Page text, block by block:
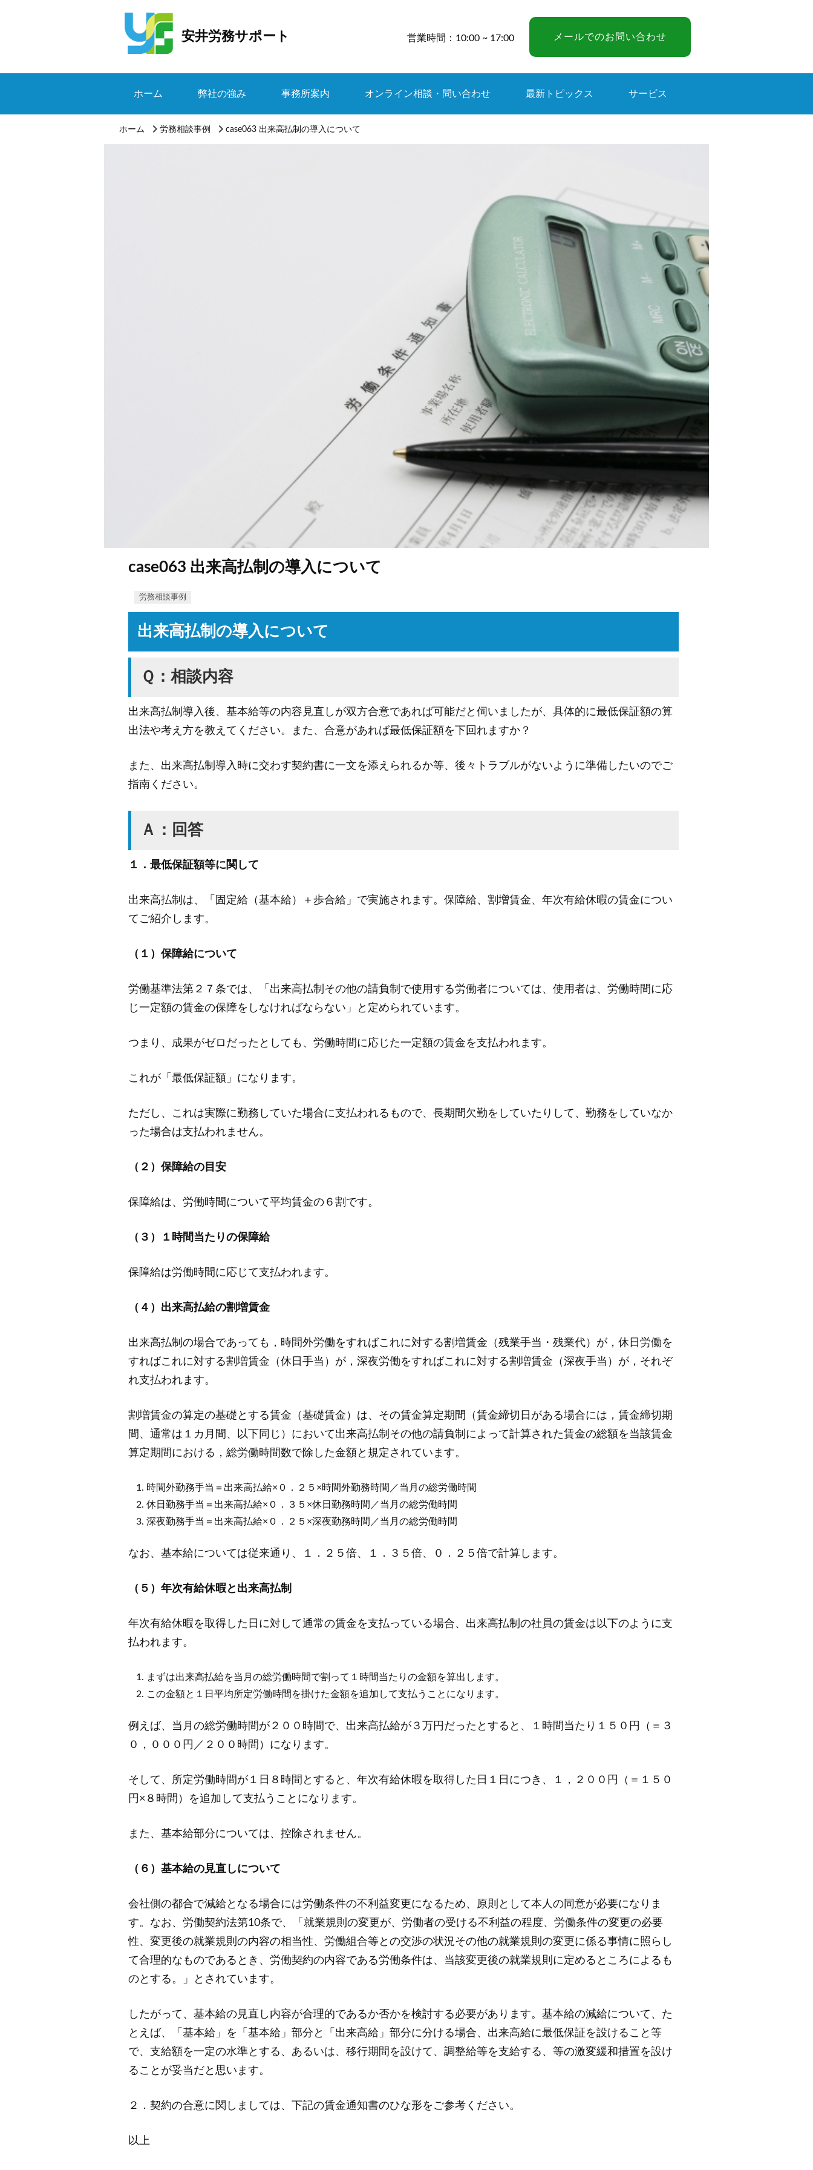
安井労務サポート 営業時間：10:00 ~ 17:00 メールでのお問い合わせ
ホーム 弊社の強み 事務所案内 オンライン相談・問い合わせ 最新トピックス サービス
ホーム 労務相談事例 case063 出来高払制の導入について
case063 出来高払制の導入について
労務相談事例
出来高払制の導入について
Ｑ：相談内容
出来高払制導入後、基本給等の内容見直しが双方合意であれば可能だと伺いましたが、具体的に最低保証額の算
出法や考え方を教えてください。また、合意があれば最低保証額を下回れますか？
また、出来高払制導入時に交わす契約書に一文を添えられるか等、後々トラブルがないように準備したいのでご
指南ください。
Ａ：回答
１．最低保証額等に関して
出来高払制は、「固定給（基本給）＋歩合給」で実施されます。保障給、割増賃金、年次有給休暇の賃金につい
てご紹介します。
（１）保障給について
労働基準法第２７条では、「出来高払制その他の請負制で使用する労働者については、使用者は、労働時間に応
じ一定額の賃金の保障をしなければならない」と定められています。
つまり、成果がゼロだったとしても、労働時間に応じた一定額の賃金を支払われます。
これが「最低保証額」になります。
ただし、これは実際に勤務していた場合に支払われるもので、長期間欠勤をしていたりして、勤務をしていなか
った場合は支払われません。
（２）保障給の目安
保障給は、労働時間について平均賃金の６割です。
（３）１時間当たりの保障給
保障給は労働時間に応じて支払われます。
（４）出来高払給の割増賃金
出来高払制の場合であっても，時間外労働をすればこれに対する割増賃金（残業手当・残業代）が，休日労働を
すればこれに対する割増賃金（休日手当）が，深夜労働をすればこれに対する割増賃金（深夜手当）が，それぞ
れ支払われます。
割増賃金の算定の基礎とする賃金（基礎賃金）は、その賃金算定期間（賃金締切日がある場合には，賃金締切期
間、通常は１カ月間、以下同じ）において出来高払制その他の請負制によって計算された賃金の総額を当該賃金
算定期間における，総労働時間数で除した金額と規定されています。
時間外勤務手当＝出来高払給×０．２５×時間外勤務時間／当月の総労働時間
休日勤務手当＝出来高払給×０．３５×休日勤務時間／当月の総労働時間
深夜勤務手当＝出来高払給×０．２５×深夜勤務時間／当月の総労働時間
なお、基本給については従来通り、１．２５倍、１．３５倍、０．２５倍で計算します。
（５）年次有給休暇と出来高払制
年次有給休暇を取得した日に対して通常の賃金を支払っている場合、出来高払制の社員の賃金は以下のように支
払われます。
まずは出来高払給を当月の総労働時間で割って１時間当たりの金額を算出します。
この金額と１日平均所定労働時間を掛けた金額を追加して支払うことになります。
例えば、当月の総労働時間が２００時間で、出来高払給が３万円だったとすると、１時間当たり１５０円（＝３
０，０００円／２００時間）になります。
そして、所定労働時間が１日８時間とすると、年次有給休暇を取得した日１日につき、１，２００円（＝１５０
円×８時間）を追加して支払うことになります。
また、基本給部分については、控除されません。
（６）基本給の見直しについて
会社側の都合で減給となる場合には労働条件の不利益変更になるため、原則として本人の同意が必要になりま
す。なお、労働契約法第10条で、「就業規則の変更が、労働者の受ける不利益の程度、労働条件の変更の必要
性、変更後の就業規則の内容の相当性、労働組合等との交渉の状況その他の就業規則の変更に係る事情に照らし
て合理的なものであるとき、労働契約の内容である労働条件は、当該変更後の就業規則に定めるところによるも
のとする。」とされています。
したがって、基本給の見直し内容が合理的であるか否かを検討する必要があります。基本給の減給について、た
とえば、「基本給」を「基本給」部分と「出来高給」部分に分ける場合、出来高給に最低保証を設けること等
で、支給額を一定の水準とする、あるいは、移行期間を設けて、調整給等を支給する、等の激変緩和措置を設け
ることが妥当だと思います。
２．契約の合意に関しましては、下記の賃金通知書のひな形をご参考ください。
以上